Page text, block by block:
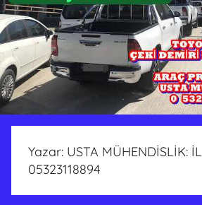
Yazar: USTA MÜHENDİSLİK:
05323118894